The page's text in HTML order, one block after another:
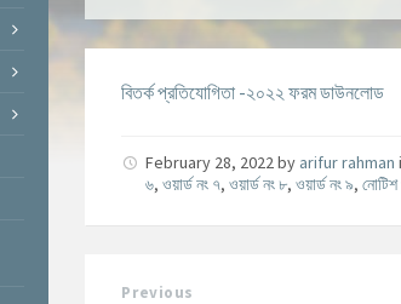
বিতর্ক প্রতিযোগিতা -২০২২ ফরম ডাউনলোড
February 28, 2022by arifur rahman
৬,ওয়ার্ড নং ৭,ওয়ার্ড নং ৮,ওয়ার্ড নং ৯,নোটিশ
Previous